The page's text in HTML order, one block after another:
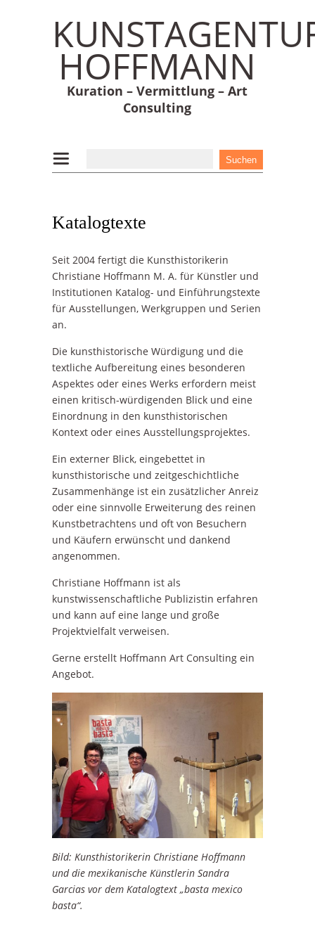
HOFFMANN
Kuration – Vermittlung – Art
Consulting
Katalogtexte
Seit 2004 fertigt die Kunsthistorikerin
Christiane Hoffmann M. A. für Künstler und
Institutionen Katalog- und Einführungstexte
für Ausstellungen, Werkgruppen und Serien
an.
Die kunsthistorische Würdigung und die
textliche Aufbereitung eines besonderen
Aspektes oder eines Werks erfordern meist
einen kritisch-würdigenden Blick und eine
Einordnung in den kunsthistorischen
Kontext oder eines Ausstellungsprojektes.
Ein externer Blick, eingebettet in
kunsthistorische und zeitgeschichtliche
Zusammenhänge ist ein zusätzlicher Anreiz
oder eine sinnvolle Erweiterung des reinen
Kunstbetrachtens und oft von Besuchern
und Käufern erwünscht und dankend
angenommen.
Christiane Hoffmann ist als
kunstwissenschaftliche Publizistin erfahren
und kann auf eine lange und große
Projektvielfalt verweisen.
Gerne erstellt Hoffmann Art Consulting ein
Angebot.
Bild: Kunsthistorikerin Christiane Hoffmann
und die mexikanische Künstlerin Sandra
Garcias vor dem Katalogtext „basta mexico
basta“.